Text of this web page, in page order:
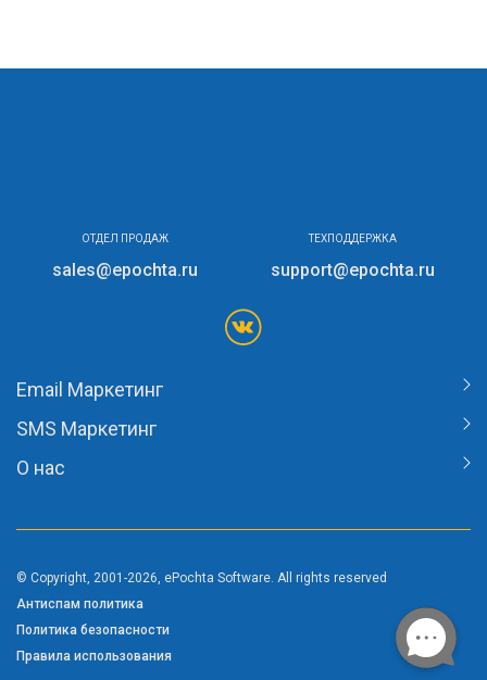
ОТДЕЛ ПРОДАЖ
sales@epochta.ru
ТЕХПОДДЕРЖКА
support@epochta.ru
Email Маркетинг
SMS Маркетинг
О нас
© Copyright, 2001-2026, ePochta Software. All rights reserved
Антиспам политика
Политика безопасности
Правила использования